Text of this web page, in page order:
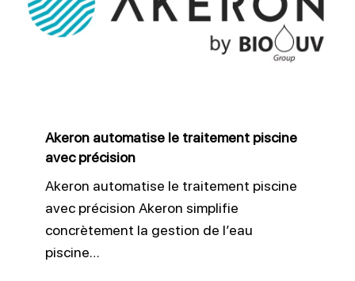
traitement
Akeron automatise le traitement piscine
avec précision
Akeron automatise le traitement piscine
avec précision Akeron simplifie
concrètement la gestion de l’eau
piscine…